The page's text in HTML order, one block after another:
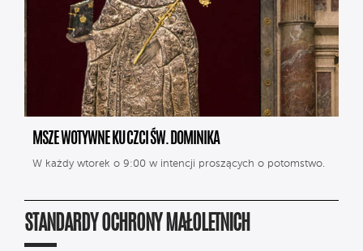
MSZE WOTYWNE KU CZCI ŚW. DOMINIKA
W każdy wtorek o 9:00 w intencji proszących o potomstwo.
STANDARDY OCHRONY MAŁOLETNICH